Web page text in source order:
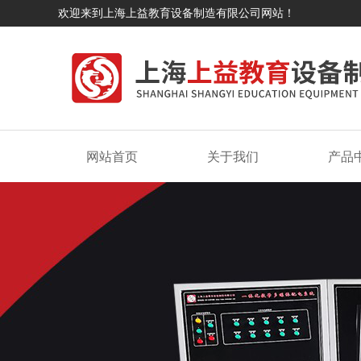
欢迎来到上海上益教育设备制造有限公司网站！
网站首页 关于我们 产品